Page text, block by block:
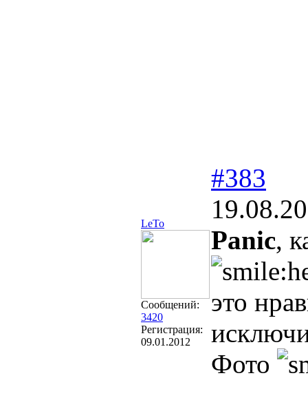
LeTo
Сообщений:
3420
Регистрация:
09.01.2012
#383
Panic,
это
Фото